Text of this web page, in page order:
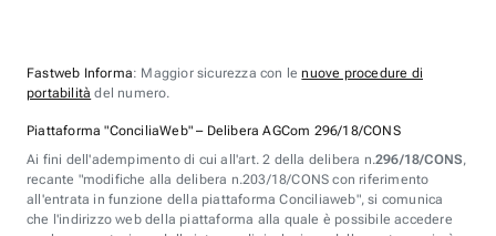
Fastweb Informa: Maggior sicurezza con lenuove procedure di
portabilità del numero.
Piattaforma "ConciliaWeb" – Delibera AGCom 296/18/CONS
Ai fini dell'adempimento di cui all'art. 2 della delibera n.296/18/CONS,
recante "modifiche alla delibera n.203/18/CONS con riferimento
all'entrata in funzione della piattaforma Conciliaweb", si comunica
che l'indirizzo web della piattaforma alla quale è possibile accedere